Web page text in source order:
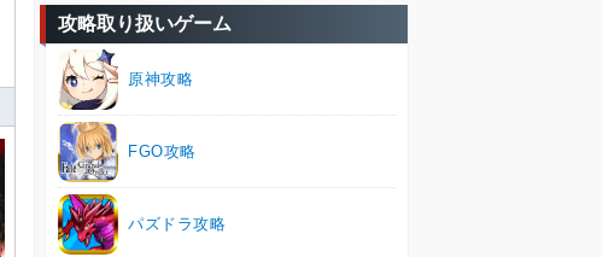
攻略取り扱いゲーム
原神攻略
FGO攻略
パズドラ攻略